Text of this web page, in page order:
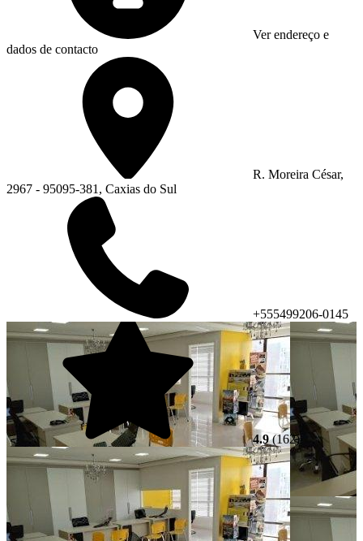
Ver endereço e
dados de contacto
R. Moreira César,
2967 - 95095-381, Caxias do Sul
+555499206-0145
4.9(162)